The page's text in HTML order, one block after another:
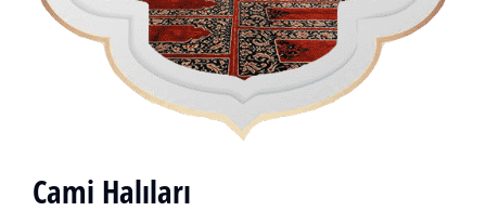
Cami Halıları